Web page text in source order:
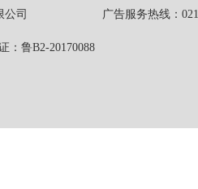
有限公司 广告服务热线：021-
：鲁B2-20170088